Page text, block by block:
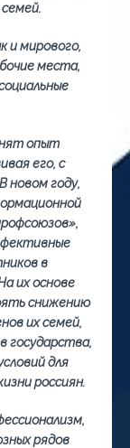
и мирового,
места,
опыт
его, с
новом году,
в
их основе
снижению
их семей,
государства,
для
россиян.
рядов